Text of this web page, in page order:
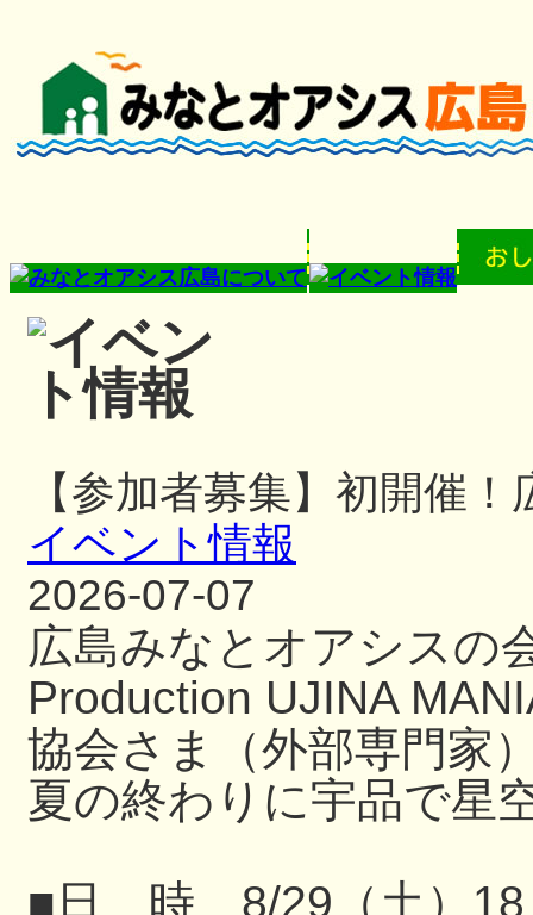
【参加者募集】初開催
イベント情報
2026-07-07
広島みなとオアシスの
Production UJINA
協会さま（外部専門家
夏の終わりに宇品で星
■日 時 8/29（土）18